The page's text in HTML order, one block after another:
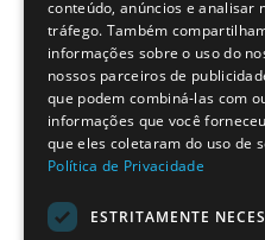
conteúdo, anúncios e analisar
tráfego. Também
informações sobre o uso do
nossos parceiros de
que podem combiná-las com
informações que você
que eles coletaram do uso de
Política de Privacidade
ESTRITAMENTE